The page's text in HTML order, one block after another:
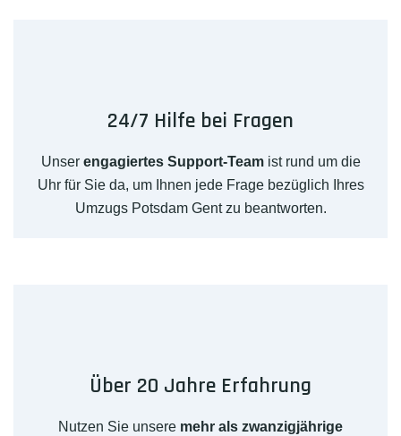
24/7 Hilfe bei Fragen
Unser engagiertes Support-Teamist rund um die
Uhr für Sie da, um Ihnen jede Frage bezüglich Ihres
Umzugs Potsdam Gent zu beantworten.
Über 20 Jahre Erfahrung
Nutzen Sie unsere mehr als zwanzigjährige